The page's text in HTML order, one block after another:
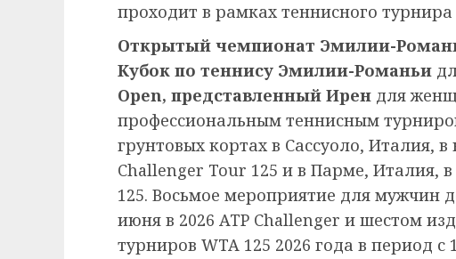
проходит в рамках теннисного
Открытый чемпионат Эмилии-
Кубок по теннису Эмилии-Романьи
Open, представленный Ирен для
профессиональным теннисным
грунтовых кортах в Сассуоло, Италия, в
Challenger Tour 125 и в Парме, Италия,
125. Восьмое мероприятие для мужчин
июня в 2026 ATP Challenger и шестом
турниров WTA 125 2026 года в период с